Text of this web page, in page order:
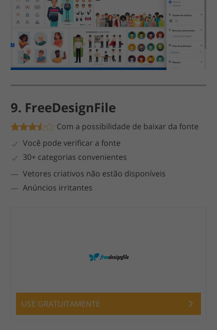
9. FreeDesignFile
Com a possibilidade de baixar da fonte
Você pode verificar a fonte
30+ categorias convenientes
Vetores criativos não estão disponíveis
Anúncios irritantes
USE GRATUITAMENTE